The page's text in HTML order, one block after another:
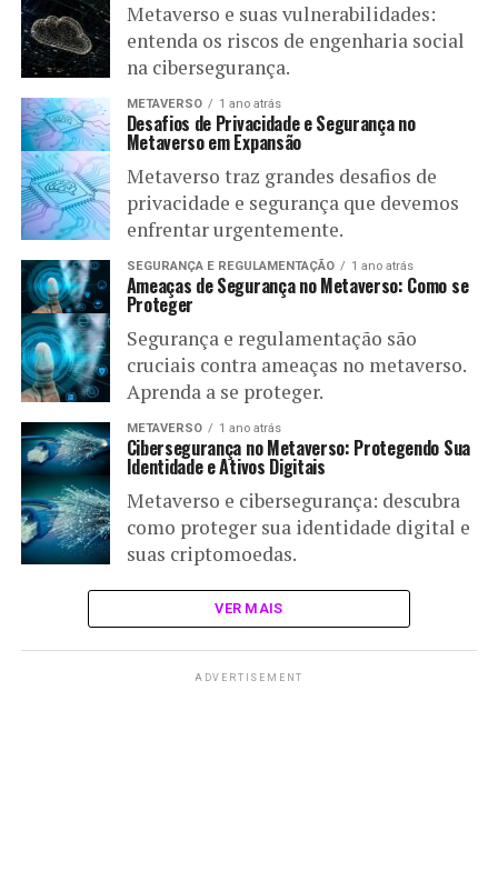
Metaverso e suas vulnerabilidades:
entenda os riscos de engenharia social
na cibersegurança.
METAVERSO 1 ano atrás
Desafios de Privacidade e Segurança no
Metaverso em Expansão
Metaverso traz grandes desafios de
privacidade e segurança que devemos
enfrentar urgentemente.
SEGURANÇA E REGULAMENTAÇÃO 1 ano atrás
Ameaças de Segurança no Metaverso: Como se
Proteger
Segurança e regulamentação são
cruciais contra ameaças no metaverso.
Aprenda a se proteger.
METAVERSO 1 ano atrás
Cibersegurança no Metaverso: Protegendo Sua
Identidade e Ativos Digitais
Metaverso e cibersegurança: descubra
como proteger sua identidade digital e
suas criptomoedas.
VER MAIS
ADVERTISEMENT